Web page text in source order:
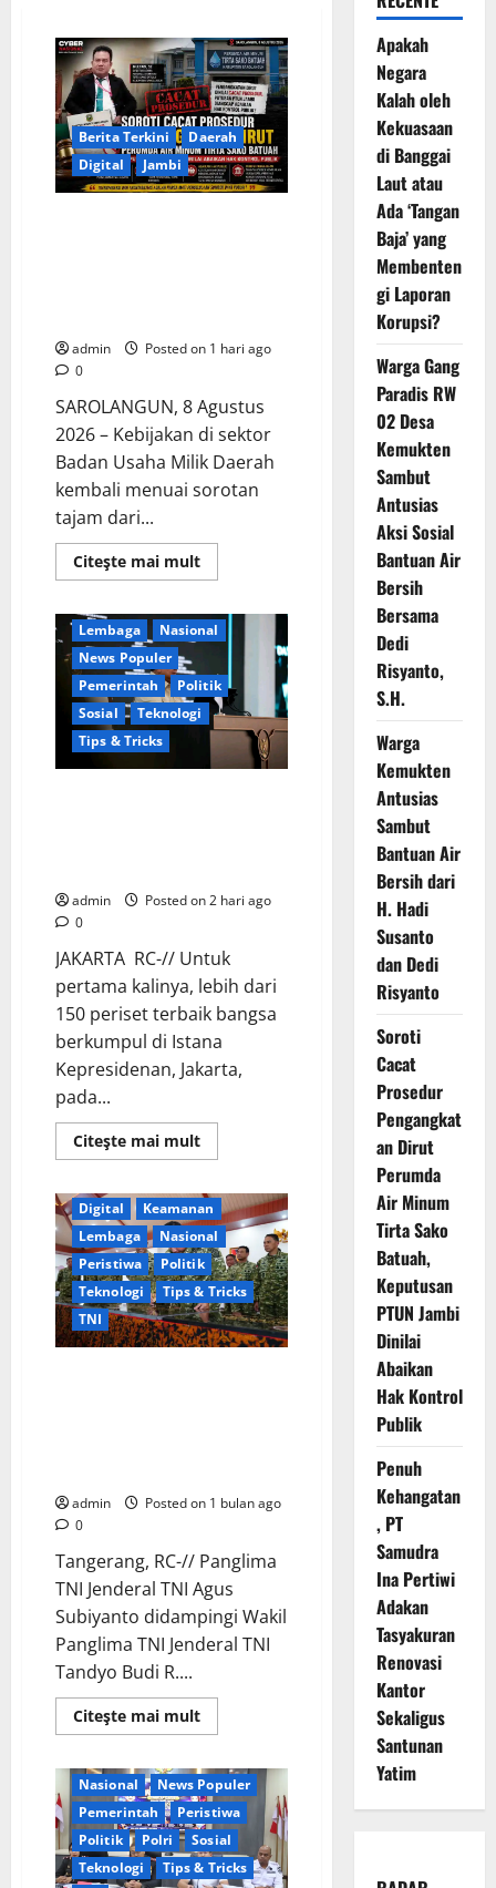
Berita Terkini
Daerah
Digital
Jambi
admin
Posted on 1 hari ago
0
SAROLANGUN, 8 Agustus
2026 – Kebijakan di sektor
Badan Usaha Milik Daerah
kembali menuai sorotan
tajam dari...
Citeşte mai multRead
more
Cacat
Prosedur
Pengangkatan
Dirut
Perumda
Air
Minum
Tirta
Sako
Batuah,
Berita Terkini
Ekonomi
Jakarta
Keamanan
Lembaga
Nasional
News Populer
Pemerintah
Politik
Sosial
Teknologi
Tips & Tricks
admin
Posted on 2 hari ago
0
JAKARTA RC-// Untuk
pertama kalinya, lebih dari
150 periset terbaik bangsa
berkumpul di Istana
Kepresidenan, Jakarta,
pada...
Citeşte mai multRead
more
Sinergi
Nasional,
Presiden
Prabowo
Dialog
Langsung
dengan
150
Periset
Terbaik
Digital
Keamanan
Lembaga
Nasional
Peristiwa
Politik
Teknologi
Tips & Tricks
TNI
admin
Posted on 1 bulan ago
0
Tangerang, RC-// Panglima
TNI Jenderal TNI Agus
Subiyanto didampingi Wakil
Panglima TNI Jenderal TNI
Tandyo Budi R....
Citeşte mai multRead
more
TNI
Pimpin
Pengesahan
Doktrin
“Perisai
Trisula
Nusantara”,
Berita Terkini
Brebes
Business
Digital
Jawa Tengah
Nasional
News Populer
Pemerintah
Peristiwa
Politik
Polri
Sosial
Teknologi
Tips & Tricks
Apakah
Negara
Kalah oleh
Kekuasaan
di Banggai
Laut atau
Ada ‘Tangan
Baja’ yang
Membenten
gi Laporan
Korupsi?
Warga Gang
Paradis RW
02 Desa
Kemukten
Sambut
Antusias
Aksi Sosial
Bantuan Air
Bersih
Bersama
Dedi
Risyanto,
S.H.
Warga
Kemukten
Antusias
Sambut
Bantuan Air
Bersih dari
H. Hadi
Susanto
dan Dedi
Risyanto
Soroti
Cacat
Prosedur
Pengangkat
an Dirut
Perumda
Air Minum
Tirta Sako
Batuah,
Keputusan
PTUN Jambi
Dinilai
Abaikan
Hak Kontrol
Publik
Penuh
Kehangatan
, PT
Samudra
Ina Pertiwi
Adakan
Tasyakuran
Renovasi
Kantor
Sekaligus
Santunan
Yatim